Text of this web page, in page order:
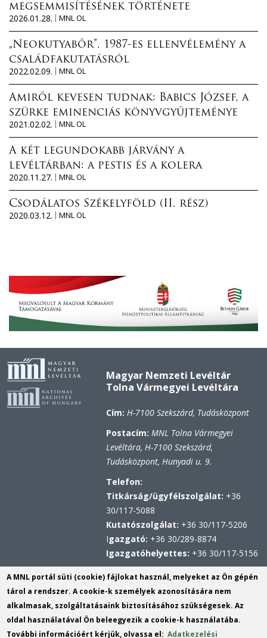
megsemmisítésének története
2026.01.28.
MNL OL
„Neokutyabőr”. 1987-es ellenvélemény a
családfakutatásról
2022.02.09.
MNL OL
Amiről kevesen tudnak: Babics József, a
szürke eminenciás könyvgyűjteménye
2021.02.02.
MNL OL
A két legundokabb járvány a
levéltárban: a pestis és a kolera
2020.11.27.
MNL OL
Csodálatos Székelyföld (II. rész)
2020.03.12.
MNL OL
Magyar Nemzeti Levéltár
Tolna Vármegyei Levéltára
Cím:H-7100 Szekszárd, Tudásközpont
Postacím:MNL Tolna Vármegyei
Levéltára, H-7100 Szekszárd,
Tudásközpont, Hunyadi u. 9.
Telefon:
Titkárság/ügyfélszolgálat: +36
30/117-5088
Kutatószolgálat: +36 30/117-5206
Igazgató: +36 30/289-8874
Igazgatóhelyettes: +36 30/117-5156
Hivatali kapu
KRID: 567314100
Központi Érkeztetési Rendszer
(KÉR)
azonosító: MNL TVL
A MNL portál süti (cookie) fájlokat használ, melyeket az Ön gépén
tárol a rendszer. A cookie-k személyek azonosítására nem
alkalmasak, szolgáltatásaink biztosításához szükségesek. Az
oldal használatával Ön beleegyezik a cookie-k használatába.
További információért kérjük, olvassa el:Adatkezelési